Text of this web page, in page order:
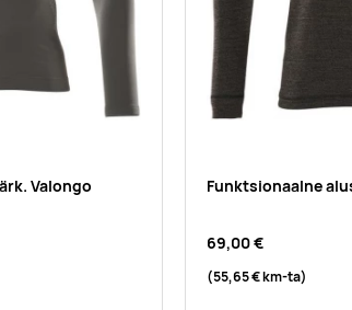
Valongo
Funktsionaalne
69,00 €
(55,65 €km-ta)